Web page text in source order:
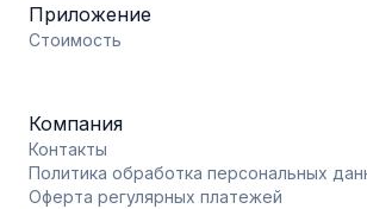
Приложение
Стоимость
Компания
Контакты
Политика обработка персональных
Оферта регулярных платежей